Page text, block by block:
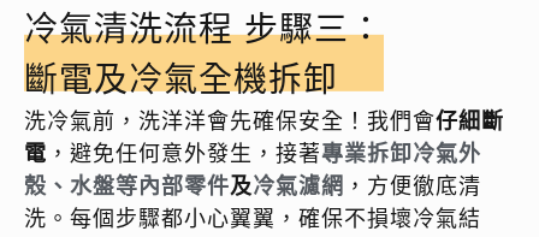
冷氣清洗流程 步驟三：
斷電及冷氣全機拆卸
洗冷氣前，洗洋洋會先確保安全！我們會仔細斷
電 ，避免任何意外發生，接著專業拆卸冷氣外
殼、水盤等內部零件及冷氣濾網 ，方便徹底清
洗。每個步驟都小心翼翼，確保不損壞冷氣結